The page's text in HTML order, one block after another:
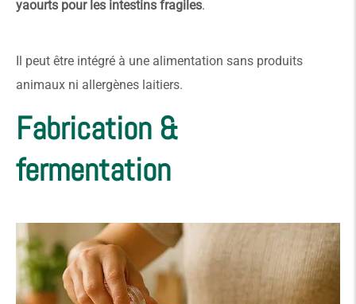
yaourts pour les intestins fragiles.
Il peut être intégré à une alimentation sans produits
animaux ni allergènes laitiers.
Fabrication &
fermentation